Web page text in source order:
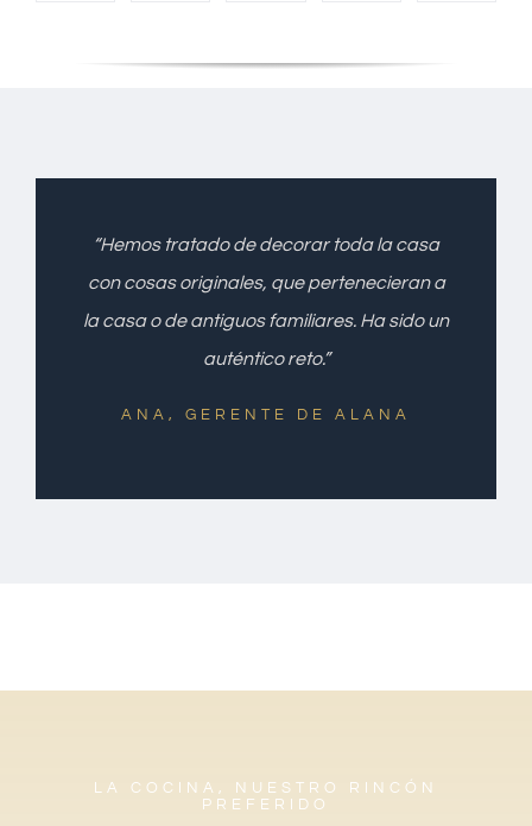
“Hemos tratado de decorar toda la casa
con cosas originales, que pertenecieran a
la casa o de antiguos familiares. Ha sido un
auténtico reto.”
ANA, GERENTE DE ALANA
LA COCINA, NUESTRO RINCÓN
PREFERIDO